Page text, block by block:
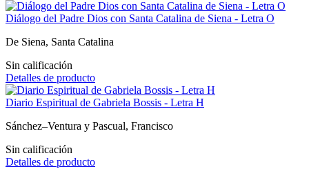
Diálogo del Padre Dios con Santa Catalina de Siena - Letra O
De Siena, Santa Catalina
Sin calificación
Detalles de producto
Diario Espiritual de Gabriela Bossis - Letra H
Sánchez–Ventura y Pascual, Francisco
Sin calificación
Detalles de producto